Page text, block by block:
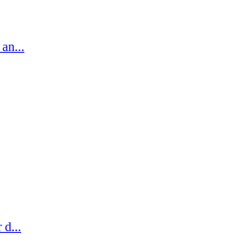
d...